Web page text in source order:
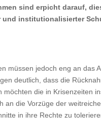
sind erpicht darauf,
institutionalisierter
müssen jedoch eng an das
deutlich, dass die
die in Krisenzeiten
an die Vorzüge der
in ihre Rechte zu